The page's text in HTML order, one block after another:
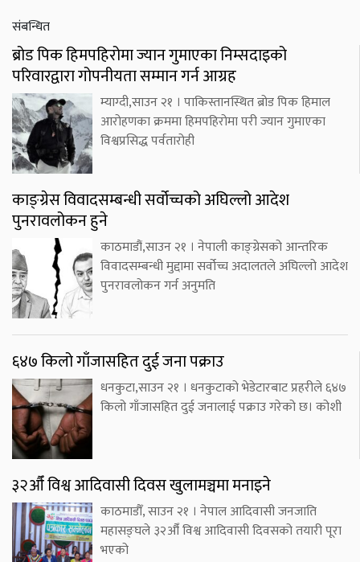
संबन्धित
ब्रोड पिक हिमपहिरोमा ज्यान गुमाएका निम्सदाइको
परिवारद्वारा गोपनीयता सम्मान गर्न आग्रह
म्याग्दी,साउन २१ । पाकिस्तानस्थित ब्रोड पिक हिमाल
आरोहणका क्रममा हिमपहिरोमा परी ज्यान गुमाएका
विश्वप्रसिद्ध पर्वतारोही
काङ्ग्रेस विवादसम्बन्धी सर्वोच्चको अघिल्लो आदेश
पुनरावलोकन हुने
काठमाडौं,साउन २१ । नेपाली काङ्ग्रेसको आन्तरिक
विवादसम्बन्धी मुद्दामा सर्वोच्च अदालतले अघिल्लो आदेश
पुनरावलोकन गर्न अनुमति
६४७ किलो गाँजासहित दुई जना पक्राउ
धनकुटा,साउन २१ । धनकुटाको भेडेटारबाट प्रहरीले ६४७
किलो गाँजासहित दुई जनालाई पक्राउ गरेको छ। कोशी
३२औँ विश्व आदिवासी दिवस खुलामञ्चमा मनाइने
काठमाडौँ, साउन २१ । नेपाल आदिवासी जनजाति
महासङ्घले ३२औँ विश्व आदिवासी दिवसको तयारी पूरा
भएको